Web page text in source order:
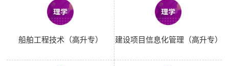
船舶工程技术（高升专） 建设项目信息化管理（高升专）